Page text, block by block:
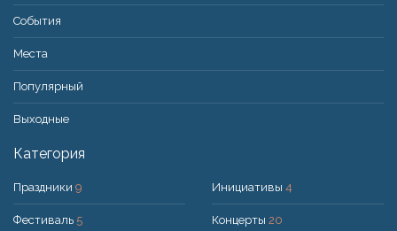
События
Места
Популярный
Bыходные
Категория
Праздники 9
Фестиваль 5
Инициативы 4
Концерты 20